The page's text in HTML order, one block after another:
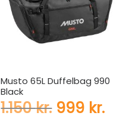
Musto 65L Duffelbag 990
Black
1.150kr. Den
999 kr.